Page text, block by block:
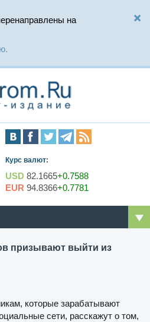
на
Курс валют:
USD 82.1665+0.7588
EUR 94.8366+0.7781
призывают выйти из
которые зарабатывают
сети, расскажут о том,